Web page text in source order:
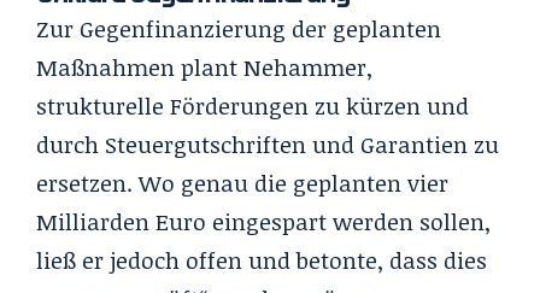
Zur Gegenfinanzierung der geplanten
Maßnahmen plant Nehammer,
strukturelle Förderungen zu kürzen und
durch Steuergutschriften und Garantien zu
ersetzen. Wo genau die geplanten vier
Milliarden Euro eingespart werden sollen,
ließ er jedoch offen und betonte, dass dies